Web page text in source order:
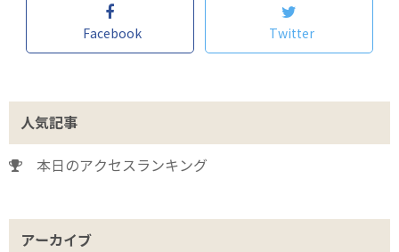
Facebook Twitter
人気記事
本日のアクセスランキング
アーカイブ